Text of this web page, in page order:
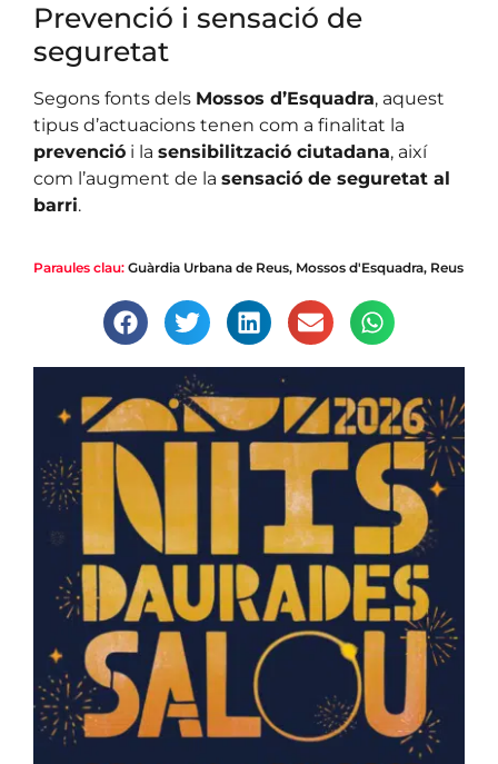
Prevenció i sensació de
seguretat
Segons fonts dels Mossos d’Esquadra, aquest
tipus d’actuacions tenen com a finalitat la
prevenció i la sensibilització ciutadana, així
com l’augment de la sensació de seguretat al
barri.
Paraules clau: Guàrdia Urbana de Reus, Mossos d'Esquadra, Reus